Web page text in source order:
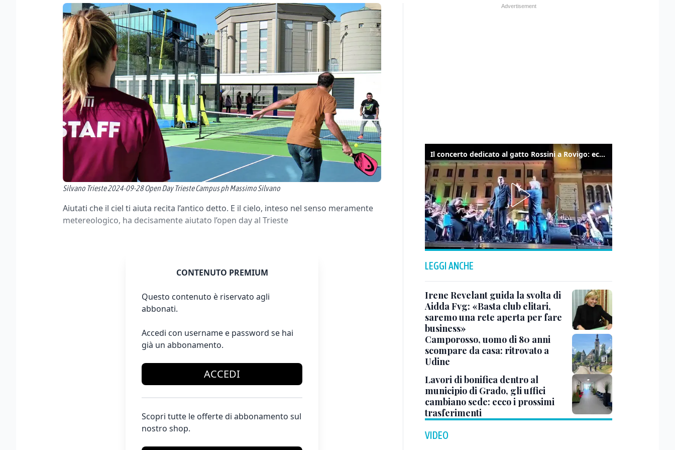
Silvano Trieste 2024-09-28 Open Day Trieste Campus ph Massimo Silvano
Aiutati che il ciel ti aiuta recita l’antico detto. E il cielo, inteso nel senso meramente
metereologico, ha decisamente aiutato l’open day al Trieste
CONTENUTO PREMIUM
Questo contenuto è riservato agli
abbonati.
Accedi con username e password se hai
già un abbonamento.
ACCEDI
Scopri tutte le offerte di abbonamento sul
nostro shop.
Il concerto dedicato al gatto Rossini a Rovigo: ecco un estratto
LEGGI ANCHE
Irene Revelant guida la svolta di
Aidda Fvg: «Basta club elitari,
saremo una rete aperta per fare
business»
Camporosso, uomo di 80 anni
scompare da casa: ritrovato a
Udine
Lavori di bonifica dentro al
municipio di Grado, gli uffici
cambiano sede: ecco i prossimi
trasferimenti
VIDEO